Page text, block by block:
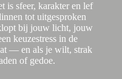
is sfeer, karakter en lef
tot uitgesproken
bij jouw licht, jouw
keuzestress in de
— en als je wilt, strak
of gedoe.